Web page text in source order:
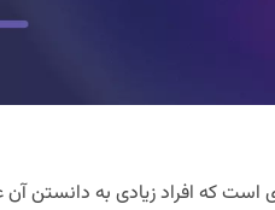
است که افراد زیادی به دانستن آن